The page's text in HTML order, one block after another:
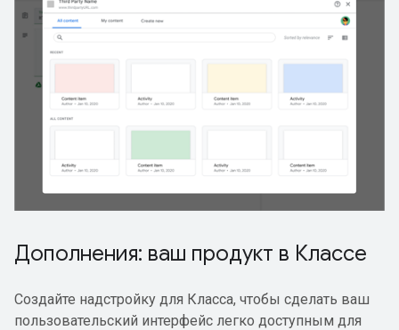
Дополнения: ваш продукт в Классе
Создайте надстройку для Класса, чтобы сделать ваш
пользовательский интерфейс легко доступным для